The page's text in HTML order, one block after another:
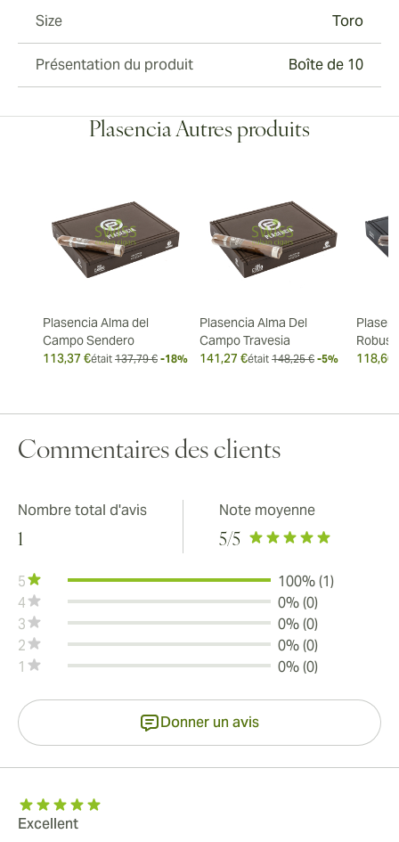
Size Toro
Présentation du produit Boîte de 10
Plasencia Autres produits
Plasencia Alma del
Campo Sendero
113,37 €était 137,79 € -18%
Plasencia Alma Del
Campo Travesia
141,27 €était 148,25 € -5%
118,60
Commentaires des clients
Nombre total d'avis
1
Note moyenne
5/5
5
100% (1)
4
0% (0)
3
0% (0)
2
0% (0)
1
0% (0)
Donner un avis
Excellent